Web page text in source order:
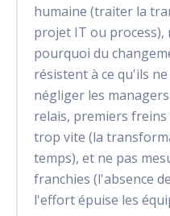
humaine (traiter la
projet IT ou process),
pourquoi du
résistent à ce qu'ils
négliger les
relais, premiers
trop vite (la
temps), et ne pas
franchies (l'absence
l'effort épuise les